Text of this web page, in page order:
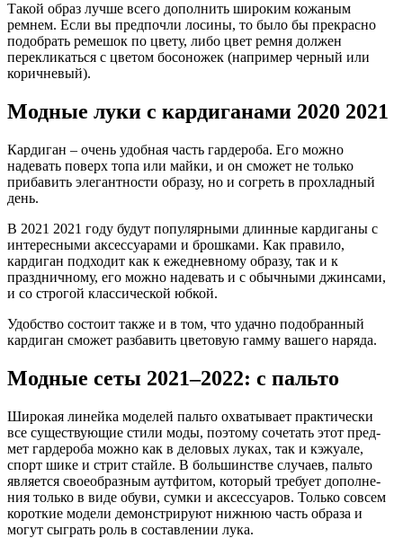
Такой образ лучше всего дополнить широким кожаным
ремнем. Если вы предпочли лосины, то было бы прекрасно
подобрать ремешок по цвету, либо цвет ремня должен
перекликаться с цветом босоножек (например черный или
коричневый).
Модные луки с кардиганами 2020 2021
Кардиган – очень удобная часть гардероба. Его можно
надевать поверх топа или майки, и он сможет не только
прибавить элегантности образу, но и согреть в прохладный
день.
В 2021 2021 году будут популярными длинные кардиганы с
интересными аксессуарами и брошками. Как правило,
кардиган подходит как к ежедневному образу, так и к
праздничному, его можно надевать и с обычными джинсами,
и со строгой классической юбкой.
Удобство состоит также и в том, что удачно подобранный
кардиган сможет разбавить цветовую гамму вашего наряда.
Модные сеты 2021–2022: с пальто
Широ­кая линей­ка моде­лей паль­то охва­ты­ва­ет прак­ти­че­ски
все суще­ству­ю­щие сти­ли моды, поэто­му соче­тать этот пред­
мет гар­де­роба мож­но как в дело­вых луках, так и кэжуа­ле,
спорт шике и стрит стай­ле. В боль­шин­стве слу­ча­ев, паль­то
явля­ет­ся свое­об­раз­ным аут­фи­том, кото­рый тре­бу­ет допол­не­
ния толь­ко в виде обу­ви, сум­ки и аксес­су­а­ров. Толь­ко совсем
корот­кие моде­ли демон­стри­ру­ют ниж­нюю часть обра­за и
могут сыг­рать роль в состав­ле­нии лука.